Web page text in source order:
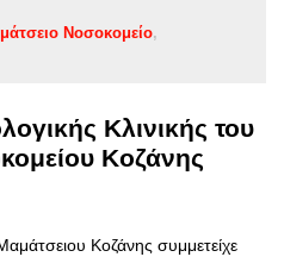
Νοσοκομείο
Κλινικής του
Κοζάνης
Κοζάνης συμμετείχε